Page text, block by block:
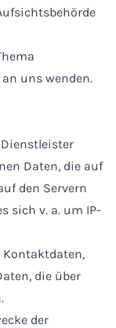
uns wenden.
Daten, die auf
den Servern
sich v. a. um IP-
die über
der